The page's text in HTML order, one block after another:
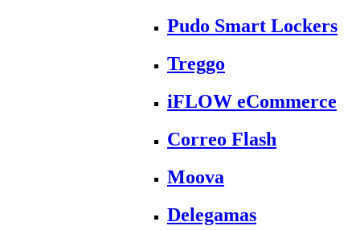
Pudo Smart Lockers
Treggo
iFLOW eCommerce
Correo Flash
Moova
Delegamas